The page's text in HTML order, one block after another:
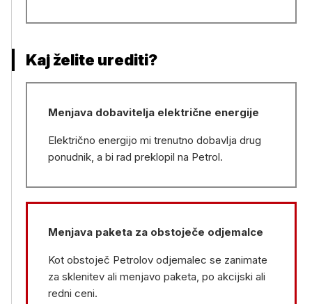
Kaj želite urediti?
Menjava dobavitelja električne energije
Električno energijo mi trenutno dobavlja drug
ponudnik, a bi rad preklopil na Petrol.
Menjava paketa za obstoječe odjemalce
Kot obstoječ Petrolov odjemalec se zanimate
za sklenitev ali menjavo paketa, po akcijski ali
redni ceni.